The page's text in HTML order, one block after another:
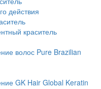
действия
краситель
волос Pure Brazilian
GK Hair Global Keratin